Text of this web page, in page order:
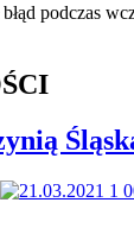
błąd podczas